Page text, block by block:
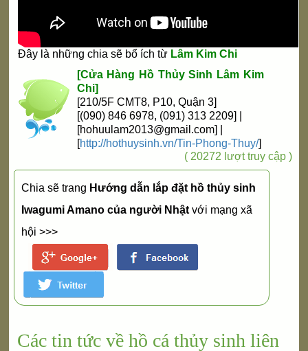
Đây là những chia sẽ bổ ích từ Lâm Kim Chi
[Cửa Hàng Hồ Thủy Sinh Lâm Kim
Chi]
[210/5F CMT8, P10, Quận 3]
[(090) 846 6978, (091) 313 2209] |
[hohuulam2013@gmail.com] |
[http://hothuysinh.vn/Tin-Phong-Thuy/]
( 20272 lượt truy cập )
Chia sẽ trang Hướng dẫn lắp đặt hồ thủy sinh
Iwagumi Amano của người Nhậtvới mạng xã
hội >>>
Các tin tức về hồ cá thủy sinh liên